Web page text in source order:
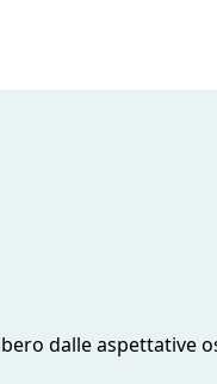
dalle aspettative